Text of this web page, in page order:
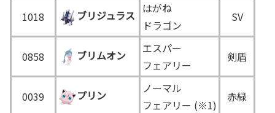
1018 ブリジュラス はがね
ドラゴン
SV
0858 ブリムオン
エスパー
フェアリー
剣盾
0039 プリン
ノーマル
フェアリー (※1)
赤緑